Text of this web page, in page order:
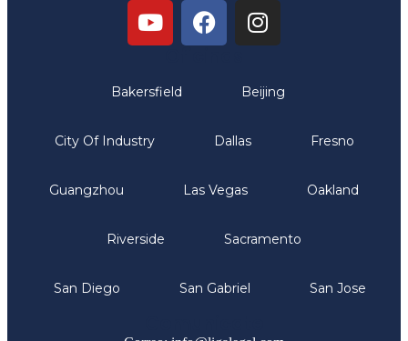
Bakersfield Beijing
City Of Industry Dallas Fresno
Guangzhou Las Vegas Oakland
Riverside Sacramento
San Diego San Gabriel San Jose